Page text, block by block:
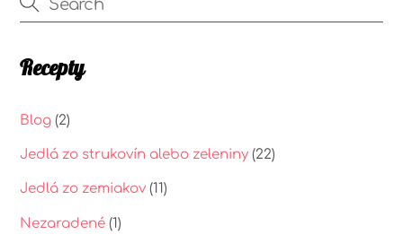
Recepty
Blog (2)
Jedlá zo strukovín alebo zeleniny (22)
Jedlá zo zemiakov (11)
Nezaradené (1)